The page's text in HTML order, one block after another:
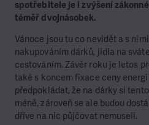
spotřebitele je i zvýšení
téměř dvojnásobek.
Vánoce jsou tu co nevidět a s
nakupováním dárků, jídla na
cestováním. Závěr roku je letos
také s koncem fixace ceny
předpokládat, že na dárky si
méně, zároveň se ale budou
dříve na nic půjčovat nemuseli.